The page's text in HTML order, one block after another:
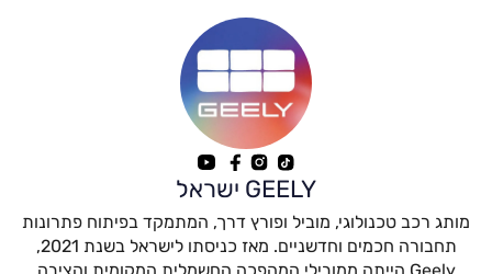
GEELY ישראל
מותג רכב טכנולוגי, מוביל ופורץ דרך, המתמקד בפיתוח פתרונות
תחבורה חכמים וחדשניים. מאז כניסתו לישראל בשנת 2021,